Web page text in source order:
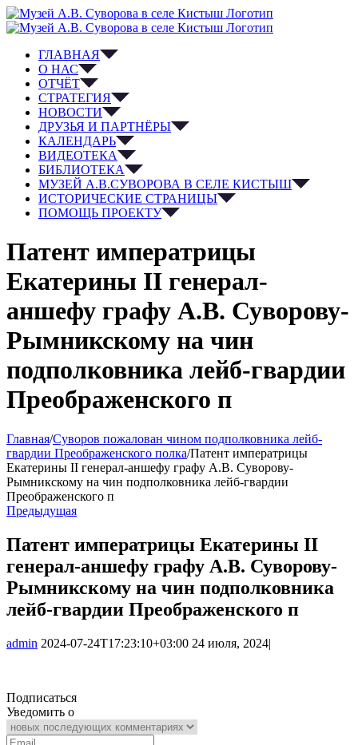
ГЛАВНАЯ
О НАС
ОТЧЁТ
СТРАТЕГИЯ
НОВОСТИ
ДРУЗЬЯ И ПАРТНЁРЫ
КАЛЕНДАРЬ
ВИДЕОТЕКА
БИБЛИОТЕКА
МУЗЕЙ А.В.СУВОРОВА В СЕЛЕ КИСТЫШ
ИСТОРИЧЕСКИЕ СТРАНИЦЫ
ПОМОЩЬ ПРОЕКТУ
Патент императрицы
Екатерины II генерал-
аншефу графу А.В. Суворову-
Рымникскому на чин
подполковника лейб-гвардии
Преображенского п
Главная/Суворов пожалован чином подполковника лейб-
гвардии Преображенского полка/Патент императрицы
Екатерины II генерал-аншефу графу А.В. Суворову-
Рымникскому на чин подполковника лейб-гвардии
Преображенского п
Предыдущая
Патент императрицы Екатерины II
генерал-аншефу графу А.В. Суворову-
Рымникскому на чин подполковника
лейб-гвардии Преображенского п
admin 2024-07-24T17:23:10+03:00 24 июля, 2024|
Подписаться
Уведомить о